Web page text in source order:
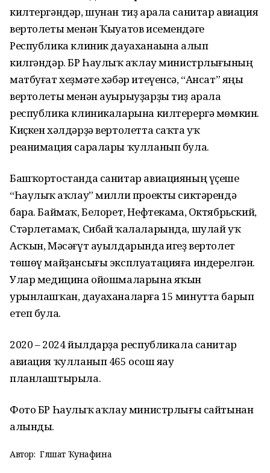
килтергәндәр, шунан тиҙ арала санитар авиация
вертолеты менән Ҡыуатов исемендәге
Республика клиник дауаханаһына алып
килгәндәр. БР Һаулыҡ һаҡлау министрлығының
матбуғат хеҙмәте хәбәр итеүенсә, “Ансат” яңы
вертолеты менән ауырыуҙарҙы тиҙ арала
республика клиникаларына килтерергә мөмкин.
Киҫкен хәлдәрҙә вертолетта саҡта уҡ
реанимация саралары ҡулланып була.
Башҡортостанда санитар авиацияның үҫеше
“Һаулыҡ һаҡлау” милли проекты сиктәрендә
бара. Баймаҡ, Белорет, Нефтекама, Октябрьский,
Стәрлетамаҡ, Сибай ҡалаларында, шулай уҡ
Асҡын, Мәсәғүт ауылдарында һигеҙ вертолет
төшөү майҙансығы эксплуатацияға индерелгән.
Улар медицина ойошмаларына яҡын
урынлашҡан, дауаханаларға 15 минутта барып
етеп була.
2020 – 2024 йылдарҙа республикала санитар
авиация ҡулланып 465 осош яһау
планлаштырыла.
Фото БР Һаулыҡ һаҡлау министрлығы сайтынан
алынды.
Автор: Гөлшат Ҡунафина